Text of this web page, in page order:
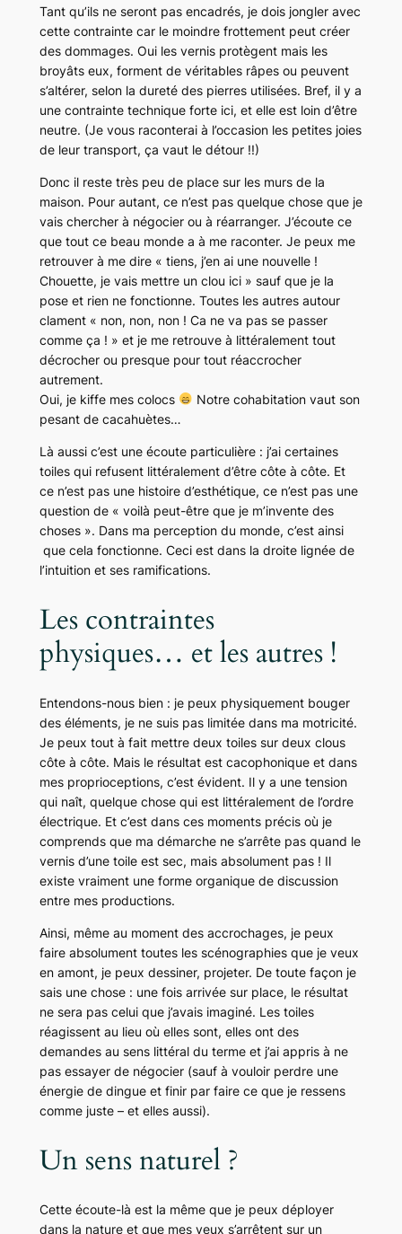
Tant qu’ils ne seront pas encadrés, je dois jongler avec
cette contrainte car le moindre frottement peut créer
des dommages. Oui les vernis protègent mais les
broyâts eux, forment de véritables râpes ou peuvent
s’altérer, selon la dureté des pierres utilisées. Bref, il y a
une contrainte technique forte ici, et elle est loin d’être
neutre. (Je vous raconterai à l’occasion les petites joies
de leur transport, ça vaut le détour !!)
Donc il reste très peu de place sur les murs de la
maison. Pour autant, ce n’est pas quelque chose que je
vais chercher à négocier ou à réarranger. J’écoute ce
que tout ce beau monde a à me raconter. Je peux me
retrouver à me dire « tiens, j’en ai une nouvelle !
Chouette, je vais mettre un clou ici » sauf que je la
pose et rien ne fonctionne. Toutes les autres autour
clament « non, non, non ! Ca ne va pas se passer
comme ça ! » et je me retrouve à littéralement tout
décrocher ou presque pour tout réaccrocher
autrement.
Oui, je kiffe mes colocs
Notre cohabitation vaut son
pesant de cacahuètes…
Là aussi c’est une écoute particulière : j’ai certaines
toiles qui refusent littéralement d’être côte à côte. Et
ce n’est pas une histoire d’esthétique, ce n’est pas une
question de « voilà peut-être que je m’invente des
choses ». Dans ma perception du monde, c’est ainsi
que cela fonctionne. Ceci est dans la droite lignée de
l’intuition et ses ramifications.
Les contraintes
physiques… et les autres !
Entendons-nous bien : je peux physiquement bouger
des éléments, je ne suis pas limitée dans ma motricité.
Je peux tout à fait mettre deux toiles sur deux clous
côte à côte. Mais le résultat est cacophonique et dans
mes proprioceptions, c’est évident. Il y a une tension
qui naît, quelque chose qui est littéralement de l’ordre
électrique. Et c’est dans ces moments précis où je
comprends que ma démarche ne s’arrête pas quand le
vernis d’une toile est sec, mais absolument pas ! Il
existe vraiment une forme organique de discussion
entre mes productions.
Ainsi, même au moment des accrochages, je peux
faire absolument toutes les scénographies que je veux
en amont, je peux dessiner, projeter. De toute façon je
sais une chose : une fois arrivée sur place, le résultat
ne sera pas celui que j’avais imaginé. Les toiles
réagissent au lieu où elles sont, elles ont des
demandes au sens littéral du terme et j’ai appris à ne
pas essayer de négocier (sauf à vouloir perdre une
énergie de dingue et finir par faire ce que je ressens
comme juste – et elles aussi).
Un sens naturel ?
Cette écoute-là est la même que je peux déployer
dans la nature et que mes yeux s’arrêtent sur un